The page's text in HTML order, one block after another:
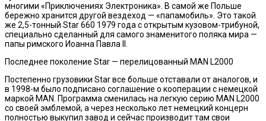
многими «Приключениях Электроника». В самой же Польше
бережно хранится другой вездеход — «папамобиль». Это такой
же 2,5-тонный Star 660 1979 года с открытым кузовом-трибуной,
специально сделанный для самого знаменитого поляка мира —
папы римского Иоанна Павла II.
Последнее поколение Star — перелицованный MAN L2000
Постепенно грузовики Star все больше отставали от аналогов, и
в 1998-м было подписано соглашение о кооперации с немецкой
маркой MAN. Программа сменилась на легкую серию MAN L2000
со своей эмблемой, а через несколько лет немецкий концерн
полностью выкупил завод и сейчас производит там свои